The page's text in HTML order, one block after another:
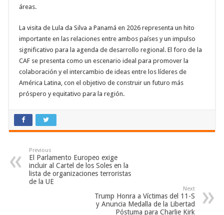
áreas.
La visita de Lula da Silva a Panamá en 2026 representa un hito
importante en las relaciones entre ambos países y un impulso
significativo para la agenda de desarrollo regional. El foro de la
CAF se presenta como un escenario ideal para promover la
colaboración y el intercambio de ideas entre los líderes de
América Latina, con el objetivo de construir un futuro más
próspero y equitativo para la región.
Previous
El Parlamento Europeo exige
incluir al Cartel de los Soles en la
lista de organizaciones terroristas
de la UE
Next
Trump Honra a Víctimas del 11-S
y Anuncia Medalla de la Libertad
Póstuma para Charlie Kirk